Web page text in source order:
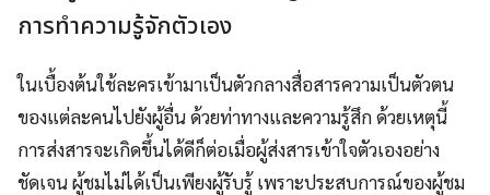
การทำความรู้จักตัวเอง
ในเบื้องต้นใช้ละครเข้ามาเป็นตัวกลางสื่อสารความเป็นตัวตน
ของแต่ละคนไปยังผู้อื่น ด้วยท่าทางและความรู้สึก ด้วยเหตุนี้
การส่งสารจะเกิดขึ้นได้ดีก็ต่อเมื่อผู้ส่งสารเข้าใจตัวเองอย่าง
ชัดเจน ผู้ชมไม่ได้เป็นเพียงผู้รับรู้ เพราะประสบการณ์ของผู้ชม